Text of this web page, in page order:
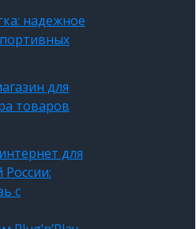
надежное
для
товаров
для
России:
с